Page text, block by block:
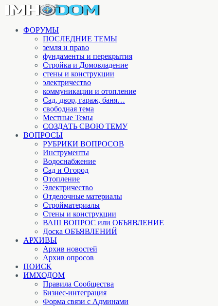
ФОРУМЫ
ПОСЛЕДНИЕ ТЕМЫ
земля и право
фундаменты и перекрытия
Стройка и Домовладение
стены и конструкции
электричество
коммуникации и отопление
Cад, двор, гараж, баня…
свободная тема
Местные Темы
СОЗДАТЬ СВОЮ ТЕМУ
ВОПРОСЫ
РУБРИКИ ВОПРОСОВ
Инструменты
Водоснабжение
Сад и Огород
Отопление
Электричество
Отделочные материалы
Стройматериалы
Стены и конструкции
ВАШ ВОПРОС или ОБЪЯВЛЕНИЕ
Доска ОБЪЯВЛЕНИЙ
АРХИВЫ
Архив новостей
Архив опросов
ПОИСК
ИМХОДОМ
Правила Сообщества
Бизнес-интеграция
Форма связи с Админами